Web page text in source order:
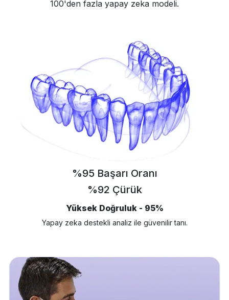
100'den fazla yapay zeka modeli.
%95 Başarı Oranı
%92 Çürük
Yüksek Doğruluk - 95%
Yapay zeka destekli analiz ile güvenilir tanı.